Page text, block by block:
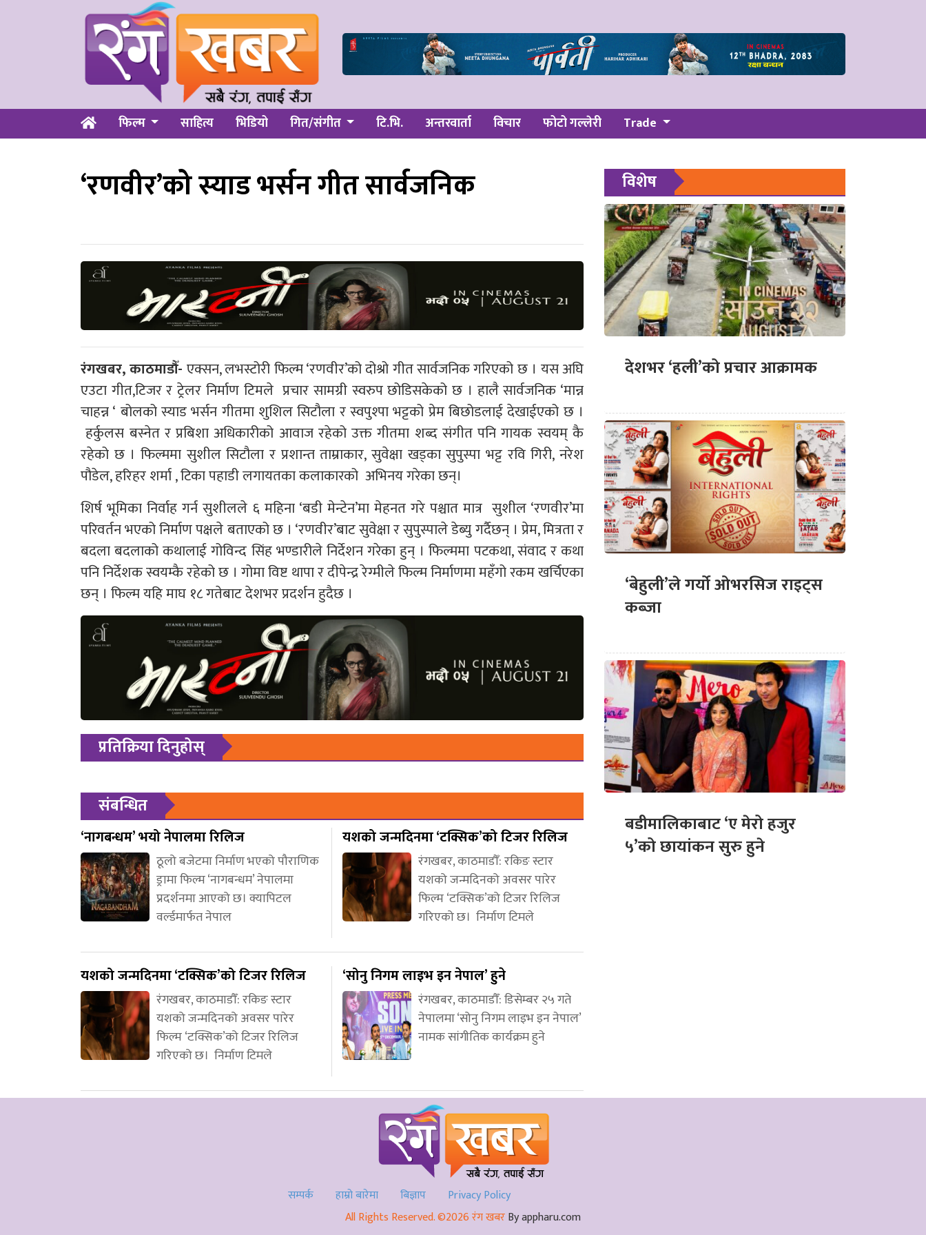
फिल्म साहित्य भिडियो गित/संगीत टि.भि. अन्तरवार्ता विचार फोटो गल्लेरी Trade
‘रणवीर’को स्याड भर्सन गीत सार्वजनिक
रंगखबर, काठमाडौँ- एक्सन, लभस्टोरी फिल्म ‘रणवीर’को दोश्रो गीत सार्वजनिक गरिएको छ । यस अघि
एउटा गीत,टिजर र ट्रेलर निर्माण टिमले प्रचार सामग्री स्वरुप छोडिसकेको छ । हालै सार्वजनिक ‘मान्न
चाहन्न ‘ बोलको स्याड भर्सन गीतमा शुशिल सिटौला र स्वपुश्पा भट्टको प्रेम बिछोडलाई देखाईएको छ ।
हर्कुलस बस्नेत र प्रबिशा अधिकारीको आवाज रहेको उक्त गीतमा शब्द संगीत पनि गायक स्वयम् कै
रहेको छ । फिल्ममा सुशील सिटौला र प्रशान्त ताम्राकार, सुवेक्षा खड्का सुपुस्पा भट्ट रवि गिरी, नरेश
पौडेल, हरिहर शर्मा , टिका पहाडी लगायतका कलाकारको अभिनय गरेका छन्।
शिर्ष भूमिका निर्वाह गर्न सुशीलले ६ महिना ‘बडी मेन्टेन’मा मेहनत गरे पश्चात मात्र सुशील ‘रणवीर’मा
परिवर्तन भएको निर्माण पक्षले बताएको छ । ‘रणवीर’बाट सुवेक्षा र सुपुस्पाले डेब्यु गर्दैछन् । प्रेम, मित्रता र
बदला बदलाको कथालाई गोविन्द सिंह भण्डारीले निर्देशन गरेका हुन् । फिल्ममा पटकथा, संवाद र कथा
पनि निर्देशक स्वयम्कै रहेको छ । गोमा विष्ट थापा र दीपेन्द्र रेग्मीले फिल्म निर्माणमा महँगो रकम खर्चिएका
छन् । फिल्म यहि माघ १८ गतेबाट देशभर प्रदर्शन हुदैछ ।
प्रतिक्रिया दिनुहोस्
संबन्धित
‘नागबन्धम’ भयो नेपालमा रिलिज
ठूलो बजेटमा निर्माण भएको पौराणिक
ड्रामा फिल्म ‘नागबन्धम’ नेपालमा
प्रदर्शनमा आएको छ। क्यापिटल
वर्ल्डमार्फत नेपाल
यशको जन्मदिनमा ‘टक्सिक’को टिजर रिलिज
रंगखबर, काठमाडौँ: रकिङ स्टार
यशको जन्मदिनको अवसर पारेर
फिल्म ‘टक्सिक’को टिजर रिलिज
गरिएको छ। निर्माण टिमले
यशको जन्मदिनमा ‘टक्सिक’को टिजर रिलिज
रंगखबर, काठमाडौँ: रकिङ स्टार
यशको जन्मदिनको अवसर पारेर
फिल्म ‘टक्सिक’को टिजर रिलिज
गरिएको छ। निर्माण टिमले
‘सोनु निगम लाइभ इन नेपाल’ हुने
रंगखबर, काठमाडौँ: डिसेम्बर २५ गते
नेपालमा ‘सोनु निगम लाइभ इन नेपाल’
नामक सांगीतिक कार्यक्रम हुने
विशेष
देशभर ‘हली’को प्रचार आक्रामक
‘बेहुली’ले गर्यो ओभरसिज राइट्स
कब्जा
बडीमालिकाबाट ‘ए मेरो हजुर
५’को छायांकन सुरु हुने
सम्पर्क हाम्रो बारेमा बिज्ञाप
Privacy Policy
All Rights Reserved. ©2026 रंग खबरBy appharu.com